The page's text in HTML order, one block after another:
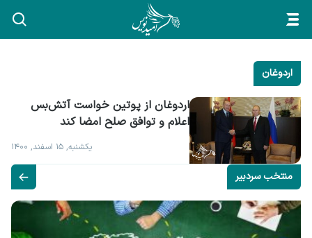
اردوغان
اعلام و توافق صلح امضا کند
یکشنبه, ۱۵ اسفند, ۱۴۰۰
منتخب سردبیر